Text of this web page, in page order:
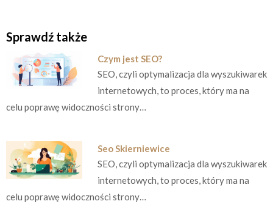
Sprawdź także
Czym jest SEO?
SEO, czyli optymalizacja dla wyszukiwarek
internetowych, to proces, który ma na
celu poprawę widoczności strony…
Seo Skierniewice
SEO, czyli optymalizacja dla wyszukiwarek
internetowych, to proces, który ma na
celu poprawę widoczności strony…